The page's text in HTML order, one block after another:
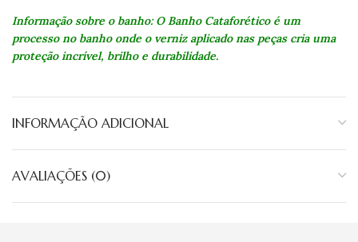
Informação sobre o banho: O Banho Cataforético é um
processo no banho onde o verniz aplicado nas peças cria uma
proteção incrível, brilho e durabilidade.
INFORMAÇÃO ADICIONAL
AVALIAÇÕES (0)